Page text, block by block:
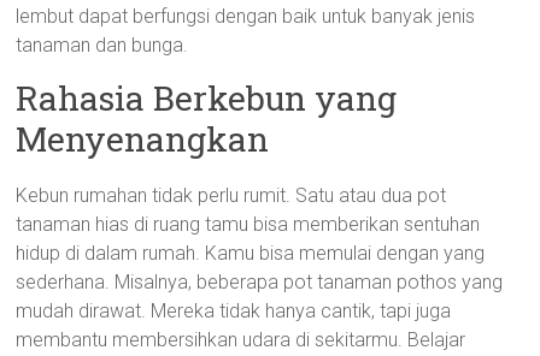
lembut dapat berfungsi dengan baik untuk banyak jenis
tanaman dan bunga.
Rahasia Berkebun yang
Menyenangkan
Kebun rumahan tidak perlu rumit. Satu atau dua pot
tanaman hias di ruang tamu bisa memberikan sentuhan
hidup di dalam rumah. Kamu bisa memulai dengan yang
sederhana. Misalnya, beberapa pot tanaman pothos yang
mudah dirawat. Mereka tidak hanya cantik, tapi juga
membantu membersihkan udara di sekitarmu. Belajar